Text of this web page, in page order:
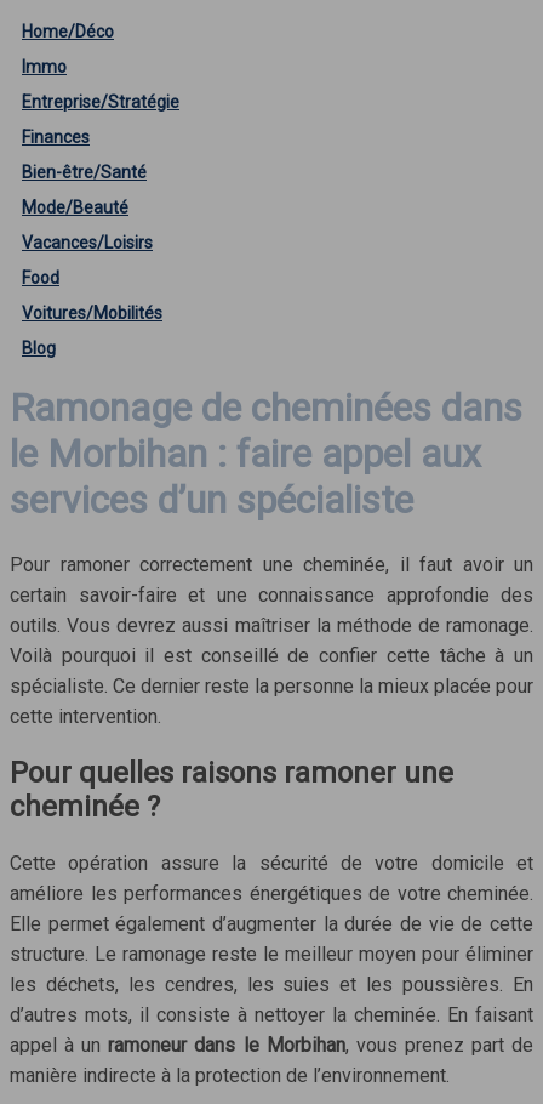
Home/Déco
Immo
Entreprise/Stratégie
Finances
Bien-être/Santé
Mode/Beauté
Vacances/Loisirs
Food
Voitures/Mobilités
Blog
Ramonage de cheminées dans
le Morbihan : faire appel aux
services d’un spécialiste
Pour ramoner correctement une cheminée, il faut avoir un
certain savoir-faire et une connaissance approfondie des
outils. Vous devrez aussi maîtriser la méthode de ramonage.
Voilà pourquoi il est conseillé de confier cette tâche à un
spécialiste. Ce dernier reste la personne la mieux placée pour
cette intervention.
Pour quelles raisons ramoner une
cheminée ?
Cette opération assure la sécurité de votre domicile et
améliore les performances énergétiques de votre cheminée.
Elle permet également d’augmenter la durée de vie de cette
structure. Le ramonage reste le meilleur moyen pour éliminer
les déchets, les cendres, les suies et les poussières. En
d’autres mots, il consiste à nettoyer la cheminée. En faisant
appel à unramoneur dans le Morbihan, vous prenez part de
manière indirecte à la protection de l’environnement.